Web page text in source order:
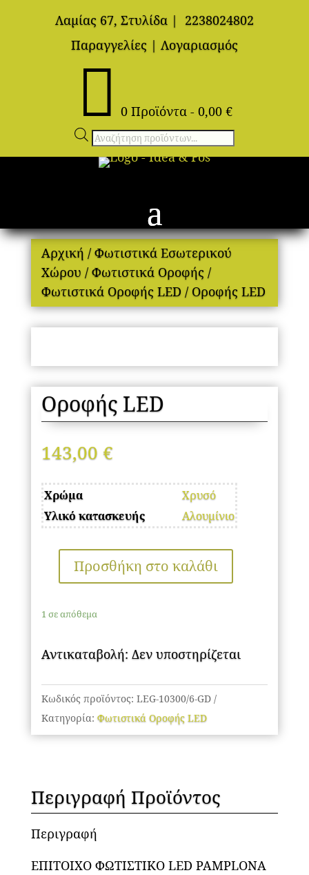
Λαμίας 67, Στυλίδα |
2238024802
Παραγγελίες | Λογαριασμός
 0 Προϊόντα - 0,00 €
Αναζήτηση
προϊόντων
Αρχική / Φωτιστικά Εσωτερικού
Χώρου / Φωτιστικά Οροφής/
Φωτιστικά Οροφής LED/ Οροφής LED
Οροφής LED
143,00 €
Χρώμα
Χρυσό
Υλικό κατασκευής
Αλουμίνιο
Οροφής
ποσότητα
Προσθήκη στο καλάθι
1 σε απόθεμα
Αντικαταβολή: Δεν υποστηρίζεται
Κωδικός προϊόντος: LEG-10300/6-GD
Κατηγορία: Φωτιστικά Οροφής LED
Περιγραφή Προϊόντος
Περιγραφή
ΕΠΙΤΟΙΧΟ ΦΩΤΙΣΤΙΚΟ LED PAMPLONA